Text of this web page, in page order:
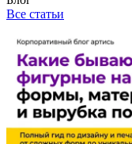
Все статьи